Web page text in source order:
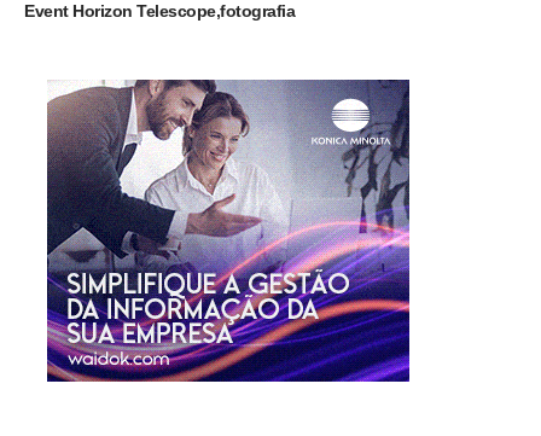
Event Horizon Telescope fotografia